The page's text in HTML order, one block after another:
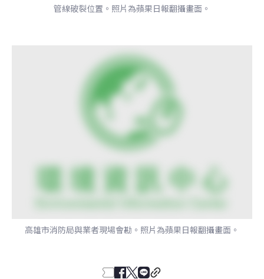
管線破裂位置。照片為蘋果日報翻攝畫面。
高雄市消防局與業者現場會勘。照片為蘋果日報翻攝畫面。